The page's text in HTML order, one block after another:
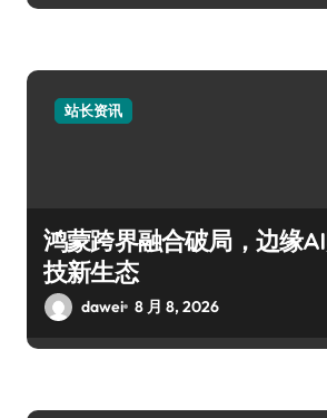
站长资讯
鸿蒙跨界融合破局，边缘
技新生态
dawei 8 月 8, 2026